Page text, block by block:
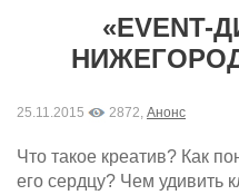
«EVENT-
25.11.2015 2872, Анонс
Что такое креатив? Как
его сердцу? Чем удивить